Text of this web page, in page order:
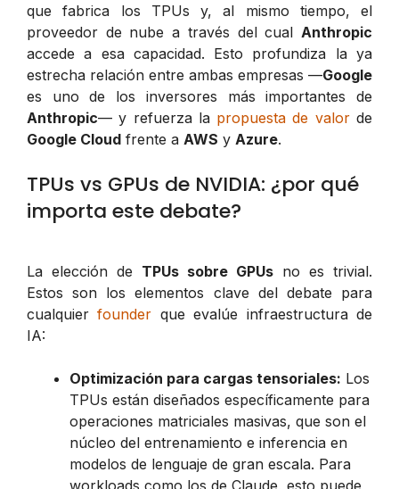
que fabrica los TPUs y, al mismo tiempo, el
proveedor de nube a través del cual Anthropic
accede a esa capacidad. Esto profundiza la ya
estrecha relación entre ambas empresas —Google
es uno de los inversores más importantes de
Anthropic— y refuerza la propuesta de valorde
Google Cloud frente a AWS y Azure.
TPUs vs GPUs de NVIDIA: ¿por qué
importa este debate?
La elección de TPUs sobre GPUs no es trivial.
Estos son los elementos clave del debate para
cualquierfounder que evalúe infraestructura de
IA:
Optimización para cargas tensoriales: Los
TPUs están diseñados específicamente para
operaciones matriciales masivas, que son el
núcleo del entrenamiento e inferencia en
modelos de lenguaje de gran escala. Para
workloads como los de Claude, esto puede